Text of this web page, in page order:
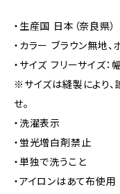
・生産国 日本（奈良県）
・カラー ブラウン無地、
・サイズ フリーサイズ
※サイズは縫製により、
せ。
・洗濯表示
・蛍光増白剤禁止
・単独で洗うこと
・アイロンはあて布使用